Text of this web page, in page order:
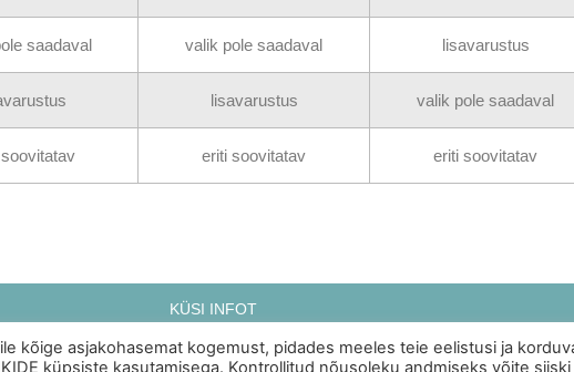
saadaval valik pole saadaval lisavarustus
lisavarustus valik pole saadaval
eriti soovitatav eriti soovitatav
KÜSI INFOT
kõige asjakohasemat kogemust, pidades meeles teie eelistusi ja
küpsiste kasutamisega. Kontrollitud nõusoleku andmiseks võite siiski